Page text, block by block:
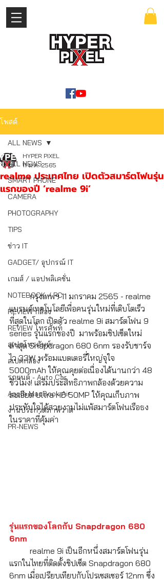
โพสต์
ALL NEWS
SMART PHONE
CAMERA
PHOTOGRAPHY
TIPS
ข่าว IT
GADGET/ อุปกรณ์ IT
เกมส์ / แอปพลิเคชั่น
NOTEBOOK / PC
REVIEW กล้อง
REVIEW โทรศัพท์
สเปกโทรศัพท์
สเปคกล้อง
รถยนต์ - Auto Car
Apple MacBook Air
งานประกวดภาพวาด
PR-NEWS
ALL NEWS
realme ประเทศไทย เปิดตัวสมาร์ตโฟนรุ่น
แรกของปี ‘realme 9i’
HYPER PIXEL
11 ม.ค. 2565
	กรุงเทพฯ 11 มกราคม 2565 - realme
แบรนด์เทคโนโลยีเพื่อคนรุ่นใหม่ที่เติบโตเร็ว
ที่สุดในโลก เปิดตัว realme 9i สมาร์ตโฟน 9
series รุ่นแรกของปี  มาพร้อมชิปเซ็ตใหม่
ล่าสุด Snapdragon 680 6nm รองรับชาร์จ
ไว 33W พร้อมแบตเตอรี่ใหญ่จุใจ
5000mAh ให้คุณคุยต่อเนื่องได้นานกว่า 48
ชั่วโมง! เสริมประสิทธิภาพกล้องด้วยความ
ละเอียด Ultra HD 50MP ให้คุณเก็บภาพ
ประทับใจได้สวยงามไม่แพ้สมาร์ตโฟนเรือธง
ในราคาที่คุ้มค่า
รุ่นแรกของโลกกับ Snapdragon 680
6nm
แรกในไทยที่ติดตั้งชิปเซ็ต Snapdragon 680
6nm เมื่อเปรียบเทียบกับโปรเซสเซอร์ 12nm ซึ่ง